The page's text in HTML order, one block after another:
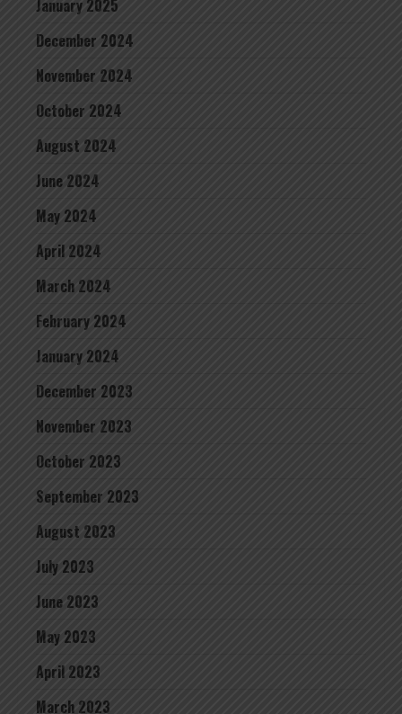
January 2025
December 2024
November 2024
October 2024
August 2024
June 2024
May 2024
April 2024
March 2024
February 2024
January 2024
December 2023
November 2023
October 2023
September 2023
August 2023
July 2023
June 2023
May 2023
April 2023
March 2023